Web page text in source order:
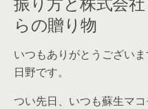
らの贈り物
いつもありがとうございま
日野です。
つい先日、いつも蘇生マ